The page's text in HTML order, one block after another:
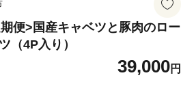
便>国産キャベツと豚肉のロー
（4P入り）
39,000円